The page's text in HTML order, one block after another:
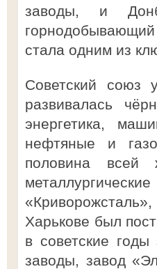
заводы, и
стала одним из
Советский союз
развивалась
энергетика,
нефтяные и
половина
Харькове был
в советские
заводы, завод